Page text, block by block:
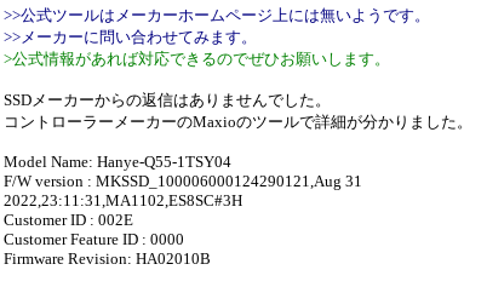
>>公式ツールはメーカーホームページ上には無いようです。
>>メーカーに問い合わせてみます。
>公式情報があれば対応できるのでぜひお願いします。
SSDメーカーからの返信はありませんでした。
コントローラーメーカーのMaxioのツールで詳細が分かりました。
Model Name: Hanye-Q55-1TSY04
F/W version : MKSSD_100006000124290121,Aug 31
2022,23:11:31,MA1102,ES8SC#3H
Customer ID : 002E
Customer Feature ID : 0000
Firmware Revision: HA02010B